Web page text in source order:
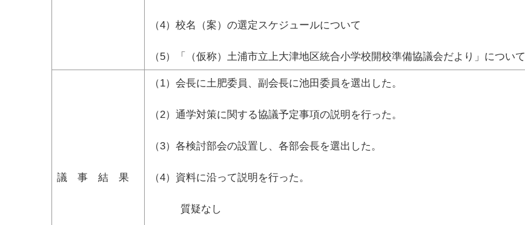
（4）校名（案）の選定スケジュールについて
（5）「（仮称）土浦市立上大津地区統合小学校開校準備協議会だより」について
議 事 結 果
（1）会長に土肥委員、副会長に池田委員を選出した。
（2）通学対策に関する協議予定事項の説明を行った。
（3）各検討部会の設置し、各部会長を選出した。
（4）資料に沿って説明を行った。
質疑なし